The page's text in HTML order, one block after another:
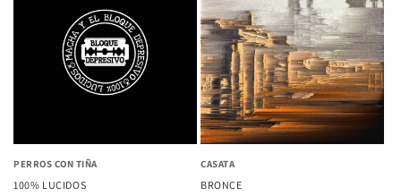
PERROS CON TIÑA
100% LUCIDOS
CASATA
BRONCE